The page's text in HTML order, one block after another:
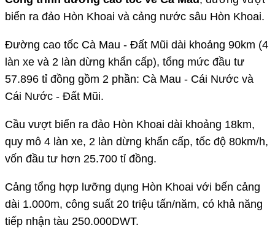
biển ra đảo Hòn Khoai và cảng nước sâu Hòn Khoai.
Đường cao tốc Cà Mau - Đất Mũi dài khoảng 90km (4
làn xe và 2 làn dừng khẩn cấp), tổng mức đầu tư
57.896 tỉ đồng gồm 2 phần: Cà Mau - Cái Nước và
Cái Nước - Đất Mũi.
Cầu vượt biển ra đảo Hòn Khoai dài khoảng 18km,
quy mô 4 làn xe, 2 làn dừng khẩn cấp, tốc độ 80km/h,
vốn đầu tư hơn 25.700 tỉ đồng.
Cảng tổng hợp lưỡng dụng Hòn Khoai với bến cảng
dài 1.000m, công suất 20 triệu tấn/năm, có khả năng
tiếp nhận tàu 250.000DWT.